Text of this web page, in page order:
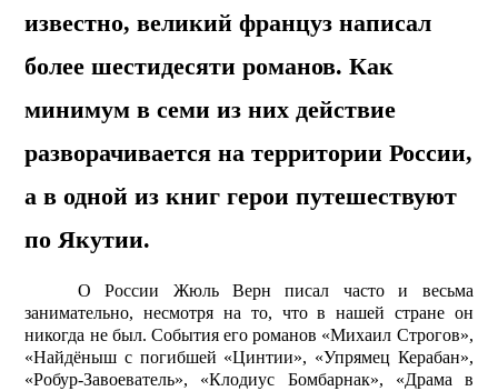
известно, великий француз написал
более шестидесяти романов. Как
минимум в семи из них действие
разворачивается на территории России,
а в одной из книг герои путешествуют
по Якутии.
О России Жюль Верн писал часто и весьма
занимательно, несмотря на то, что в нашей стране он
никогда не был. События его романов «Михаил Строгов»,
«Найдёныш с погибшей «Цинтии», «Упрямец Керабан»,
«Робур-Завоеватель», «Клодиус Бомбарнак», «Драма в